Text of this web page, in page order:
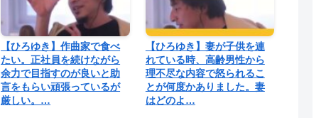
【ひろゆき】作曲家で食べ
たい。正社員を続けながら
余力で目指すのが良いと助
言をもらい頑張っているが
厳しい。…
【ひろゆき】妻が子供を連
れている時、高齢男性から
理不尽な内容で怒られるこ
とが何度かありました。妻
はどのよ…